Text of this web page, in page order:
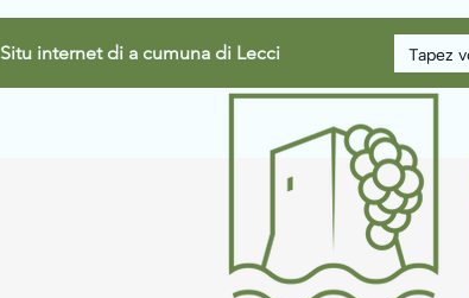
Situ internet di a cumuna di Lecci